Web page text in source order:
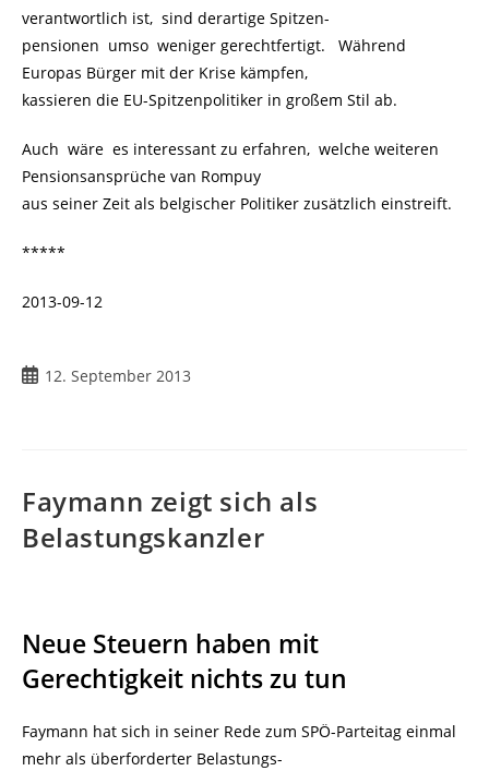
verantwortlich ist, sind derartige Spitzen-
pensionen umso weniger gerechtfertigt. Während
Europas Bürger mit der Krise kämpfen,
kassieren die EU-Spitzenpolitiker in großem Stil ab.
Auch wäre es interessant zu erfahren, welche weiteren
Pensionsansprüche van Rompuy
aus seiner Zeit als belgischer Politiker zusätzlich einstreift.
*****
2013-09-12
12. September 2013
Faymann zeigt sich als
Belastungskanzler
Neue Steuern haben mit
Gerechtigkeit nichts zu tun
Faymann hat sich in seiner Rede zum SPÖ-Parteitag einmal
mehr als überforderter Belastungs-